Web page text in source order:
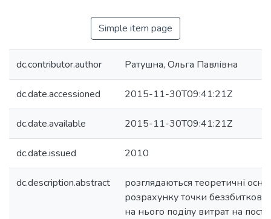
Simple item page
dc.contributor.author Ратушна, Ольга Павлівна
dc.date.accessioned 2015-11-30T09:41:21Z
dc.date.available 2015-11-30T09:41:21Z
dc.date.issued 2010
dc.description.abstract
розглядаються теоретичні
розрахунку точки
на нього поділу витрат на